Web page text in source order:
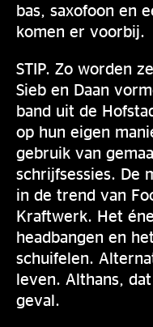
bas, saxofoon en
komen er voorbij.
STIP. Zo worden
Sieb en Daan
band uit de
op hun eigen
gebruik van
schrijfsessies. De
in de trend van
Kraftwerk. Het
headbangen en
schuifelen.
leven. Althans,
geval.